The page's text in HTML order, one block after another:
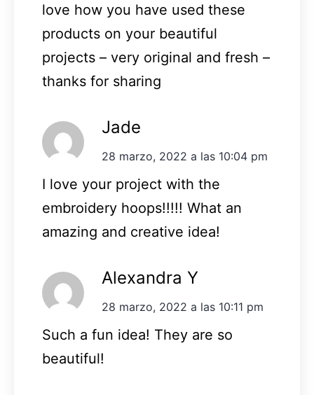
love how you have used these
products on your beautiful
projects – very original and fresh –
thanks for sharing
Jade
28 marzo, 2022 a las 10:04 pm
I love your project with the
embroidery hoops!!!!! What an
amazing and creative idea!
Alexandra Y
28 marzo, 2022 a las 10:11 pm
Such a fun idea! They are so
beautiful!